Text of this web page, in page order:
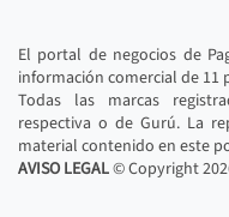
El portal de negocios de
información comercial de 11
Todas las marcas
respectiva o de Gurú. La
material contenido en este
AVISO LEGAL© Copyright